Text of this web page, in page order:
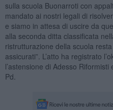
sulla scuola Buonarroti con
mandato ai nostri legali di
e siamo in attesa di uscire da
alla seconda ditta classificata
ristrutturazione della scuola
assicurati”. L’atto ha registrato
l’astensione di Adesso
Pd.